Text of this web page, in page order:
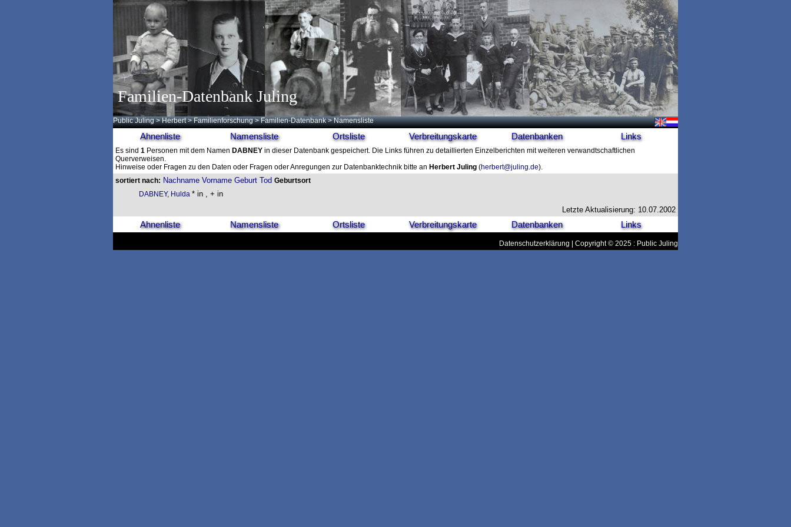
Familien-Datenbank Juling
Public Juling >Herbert >Familienforschung >Familien-Datenbank > Namensliste
Ahnenliste Namensliste Ortsliste Verbreitungskarte Datenbanken Links
Es sind 1 Personen mit dem Namen DABNEY in dieser Datenbank gespeichert. Die Links führen zu detaillierten Einzelberichten mit weiteren verwandtschaftlichen
Querverweisen.
Hinweise oder Fragen zu den Daten oder Fragen oder Anregungen zur Datenbanktechnik bitte an Herbert Juling (herbert@juling.de).
sortiert nach: Nachname Vorname Geburt Tod Geburtsort
DABNEY, Hulda * in , + in
Letzte Aktualisierung: 10.07.2002
Ahnenliste Namensliste Ortsliste Verbreitungskarte Datenbanken Links
Datenschutzerklärung | Copyright © 2025 : Public Juling